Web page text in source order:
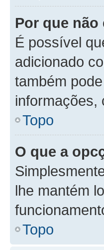
Por que
É possível
adicionado
também
informações,
Topo
O que a
lhe mantém
Topo